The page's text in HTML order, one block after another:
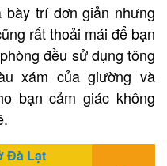
bày trí đơn giản nhưng
rất thoải mái để bạn
đều sử dụng tông
xám của giường và
bạn cảm giác không
Đà Lạt